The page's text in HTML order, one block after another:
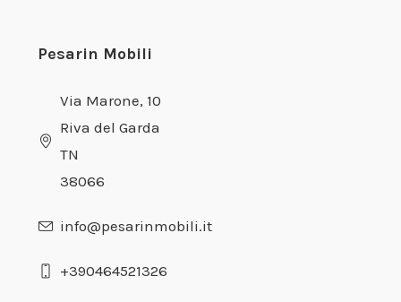
Pesarin Mobili
Via Marone, 10
Riva del Garda
TN
38066
info@pesarinmobili.it
+390464521326